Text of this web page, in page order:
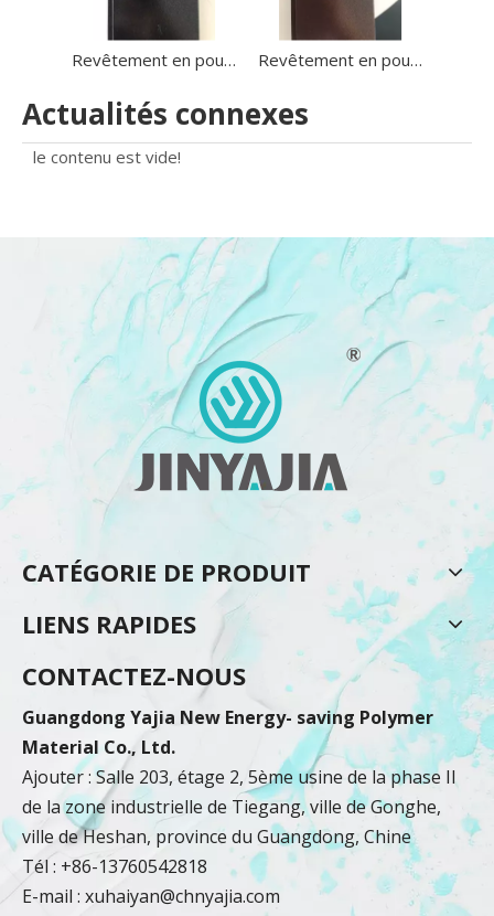
Revêtement en poudre de nickel en aluminium électrostatique direct en usine Revêtement en poudre de profil en aluminium à grain de sable enduit
Actualités connexes
le contenu est vide!
CATÉGORIE DE PRODUIT
LIENS RAPIDES
CONTACTEZ-NOUS
Guangdong Yajia New Energy- saving Polymer
Material Co., Ltd.
Ajouter : Salle 203, étage 2, 5ème usine de la phase II
de la zone industrielle de Tiegang, ville de Gonghe,
ville de Heshan, province du Guangdong, Chine
Tél : +86-13760542818
E-mail : xuhaiyan@chnyajia.com